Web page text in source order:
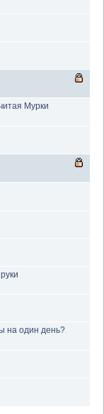
Мурки
на один день?